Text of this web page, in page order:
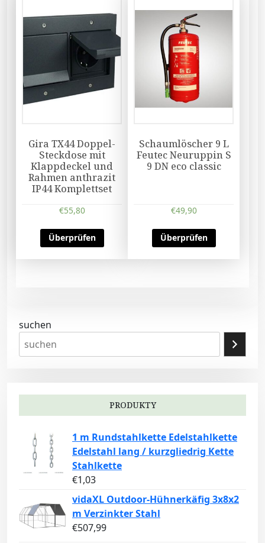
Gira TX44 Doppel-
Steckdose mit
Klappdeckel und
Rahmen anthrazit
IP44 Komplettset
€55,80
Überprüfen
Schaumlöscher 9 L
Feutec Neuruppin S
9 DN eco classic
€49,90
Überprüfen
suchen
PRODUKTY
1 m Rundstahlkette Edelstahlkette
Edelstahl lang / kurzgliedrig Kette
Stahlkette
€1,03
vidaXL Outdoor-Hühnerkäfig 3x8x2
m Verzinkter Stahl
€507,99